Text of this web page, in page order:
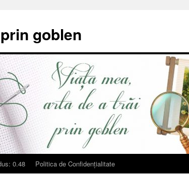
goblen
0.48 Politica de Confidențialitate